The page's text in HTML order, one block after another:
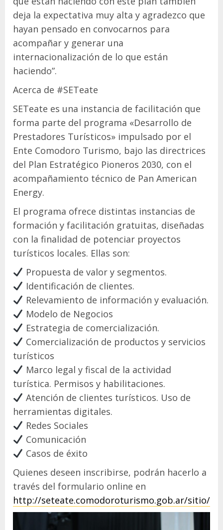
deja la expectativa muy alta y agradezco que
hayan pensado en convocarnos para
acompañar y generar una
internacionalización de lo que están
haciendo”.
Acerca de #SETeate
SETeate es una instancia de facilitación que
forma parte del programa «Desarrollo de
Prestadores Turísticos» impulsado por el
Ente Comodoro Turismo, bajo las directrices
del Plan Estratégico Pioneros 2030, con el
acompañamiento técnico de Pan American
Energy.
El programa ofrece distintas instancias de
formación y facilitación gratuitas, diseñadas
con la finalidad de potenciar proyectos
turísticos locales. Ellas son:
Propuesta de valor y segmentos.
Identificación de clientes.
Relevamiento de información y evaluación.
Modelo de Negocios
Estrategia de comercialización.
Comercialización de productos y servicios
turísticos
Marco legal y fiscal de la actividad
turística. Permisos y habilitaciones.
Atención de clientes turísticos. Uso de
herramientas digitales.
Redes Sociales
Comunicación
Casos de éxito
Quienes deseen inscribirse, podrán hacerlo a
través del formulario online en
http://seteate.comodoroturismo.gob.ar/sitio/